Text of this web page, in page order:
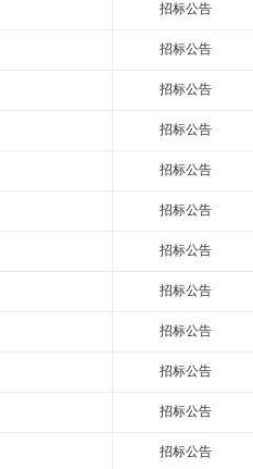
招标公告
招标公告
招标公告
招标公告
招标公告
招标公告
招标公告
招标公告
招标公告
招标公告
招标公告
招标公告